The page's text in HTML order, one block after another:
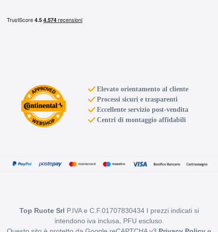
Elevato orientamento al cliente
Processi sicuri e trasparenti
Eccellente servizio post-vendita
Centri di montaggio affidabili
Top Ruote Srl P.IVA e C.F.01707830434 I prezzi indicati si
intendono iva inclusa, PFU escluso.